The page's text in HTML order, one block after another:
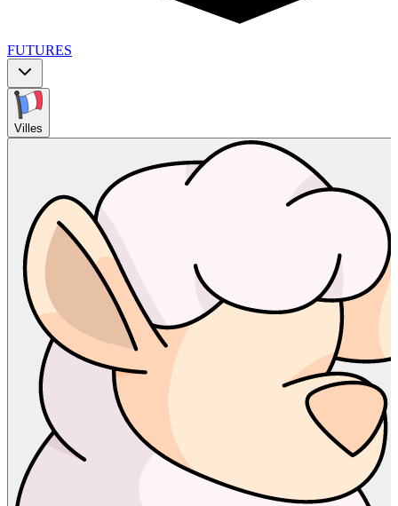
FUTURES
Villes